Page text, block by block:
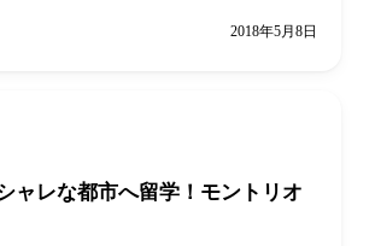
2018年5月8日
ャレな都市へ留学！モントリオ